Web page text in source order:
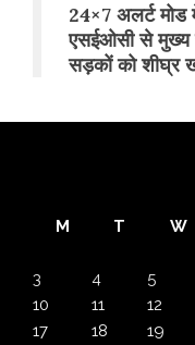
24×7 अलर्ट
एसईओसी से मुख्य
सड़कों को शीघ्र
M
T W
3
4 5
10
11 12
17
18 19